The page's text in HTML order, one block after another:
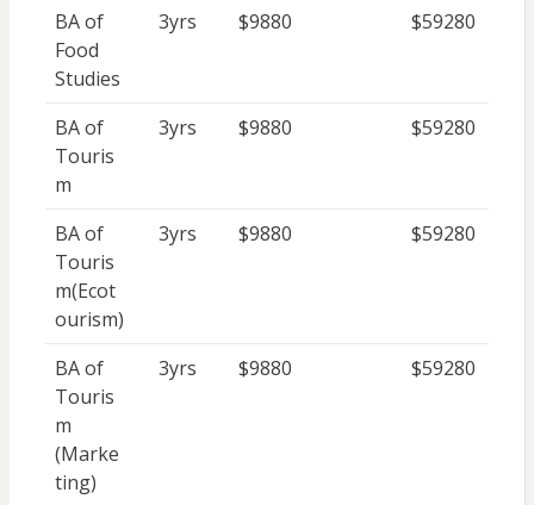
BA of
Food
Studies
3yrs $9880 $59280
BA of
Touris
m
3yrs $9880 $59280
BA of
Touris
m(Ecot
ourism)
3yrs $9880 $59280
BA of
Touris
m
(Marke
ting)
3yrs $9880 $59280